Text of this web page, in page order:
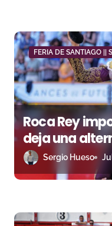
a
d
a
s
FERIA DE SANTIAGO ||
Roca Rey
deja una
argumento
Sergio Hueso